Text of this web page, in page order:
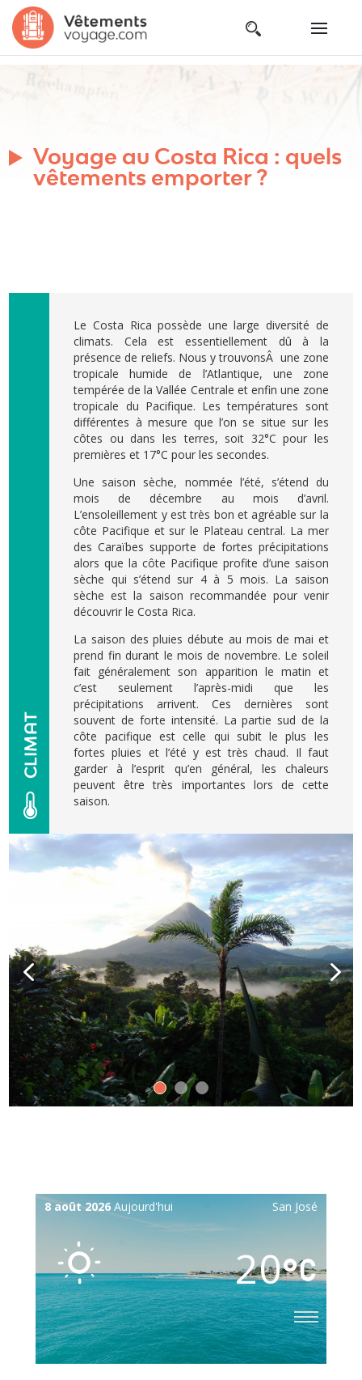
Voyage au Costa Rica : quels
vêtements emporter ?
Le Costa Rica possède une large diversité de
climats. Cela est essentiellement dû à la
présence de reliefs. Nous y trouvonsÂ une zone
tropicale humide de l’Atlantique, une zone
tempérée de la Vallée Centrale et enfin une zone
tropicale du Pacifique. Les températures sont
différentes à mesure que l’on se situe sur les
côtes ou dans les terres, soit 32°C pour les
premières et 17°C pour les secondes.
Une saison sèche, nommée l’été, s’étend du
mois de décembre au mois d’avril.
L’ensoleillement y est très bon et agréable sur la
côte Pacifique et sur le Plateau central. La mer
des Caraïbes supporte de fortes précipitations
alors que la côte Pacifique profite d’une saison
sèche qui s’étend sur 4 à 5 mois. La saison
sèche est la saison recommandée pour venir
découvrir le Costa Rica.
La saison des pluies débute au mois de mai et
prend fin durant le mois de novembre. Le soleil
fait généralement son apparition le matin et
c’est seulement l’après-midi que les
précipitations arrivent. Ces dernières sont
souvent de forte intensité. La partie sud de la
côte pacifique est celle qui subit le plus les
fortes pluies et l’été y est très chaud. Il faut
garder à l’esprit qu’en général, les chaleurs
peuvent être très importantes lors de cette
saison.
8 août 2026Aujourd'hui San José
20